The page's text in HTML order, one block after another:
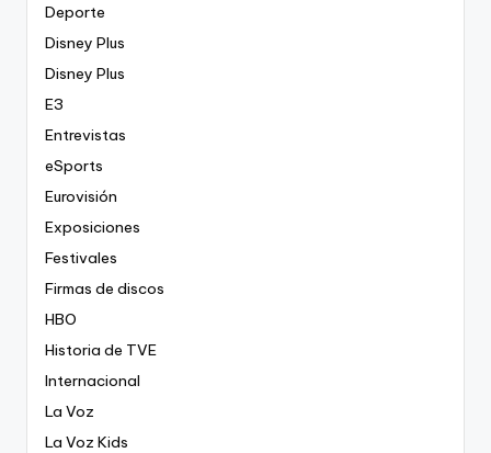
Deporte
Disney Plus
Disney Plus
E3
Entrevistas
eSports
Eurovisión
Exposiciones
Festivales
Firmas de discos
HBO
Historia de TVE
Internacional
La Voz
La Voz Kids